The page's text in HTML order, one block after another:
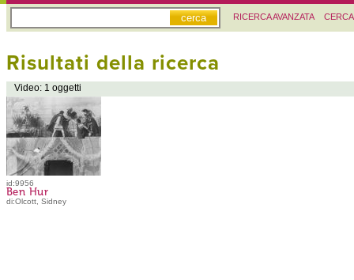
RICERCA AVANZATA
Risultati della ricerca
Video: 1 oggetti
id:9956
Ben Hur
di:Olcott, Sidney